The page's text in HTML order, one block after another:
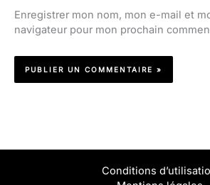
Enregistrer mon nom, mon e-mail et
navigateur pour mon prochain
Conditions